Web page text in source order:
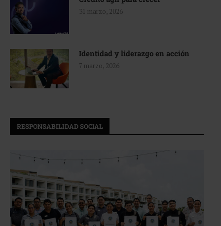
31 marzo, 2026
Identidad y liderazgo en acción
7 marzo, 2026
RESPONSABILIDAD SOCIAL